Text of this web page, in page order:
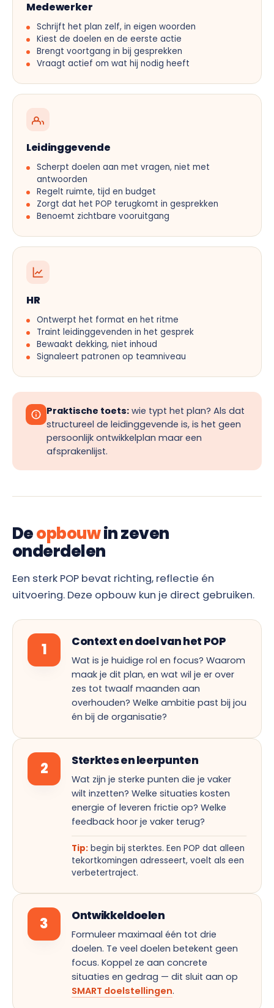
Medewerker
Schrijft het plan zelf, in eigen woorden
Kiest de doelen en de eerste actie
Brengt voortgang in bij gesprekken
Vraagt actief om wat hij nodig heeft
Leidinggevende
Scherpt doelen aan met vragen, niet met
antwoorden
Regelt ruimte, tijd en budget
Zorgt dat het POP terugkomt in gesprekken
Benoemt zichtbare vooruitgang
HR
Ontwerpt het format en het ritme
Traint leidinggevenden in het gesprek
Bewaakt dekking, niet inhoud
Signaleert patronen op teamniveau
Praktische toets: wie typt het plan? Als dat
structureel de leidinggevende is, is het geen
persoonlijk ontwikkelplan maar een
afsprakenlijst.
Deopbouwin zeven
onderdelen
Een sterk POP bevat richting, reflectie én
uitvoering. Deze opbouw kun je direct gebruiken.
1 Context en doel van het POP
Wat is je huidige rol en focus? Waarom
maak je dit plan, en wat wil je er over
zes tot twaalf maanden aan
overhouden? Welke ambitie past bij jou
én bij de organisatie?
2 Sterktes en leerpunten
Wat zijn je sterke punten die je vaker
wilt inzetten? Welke situaties kosten
energie of leveren frictie op? Welke
feedback hoor je vaker terug?
Tip: begin bij sterktes. Een POP dat alleen
tekortkomingen adresseert, voelt als een
verbetertraject.
3 Ontwikkeldoelen
Formuleer maximaal één tot drie
doelen. Te veel doelen betekent geen
focus. Koppel ze aan concrete
situaties en gedrag — dit sluit aan op
SMART doelstellingen.